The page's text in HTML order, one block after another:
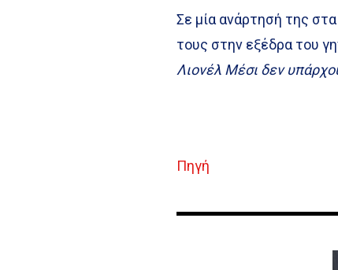
Σε μία ανάρτησή της
τους στην εξέδρα του
Λιονέλ Μέσι δεν
Πηγή